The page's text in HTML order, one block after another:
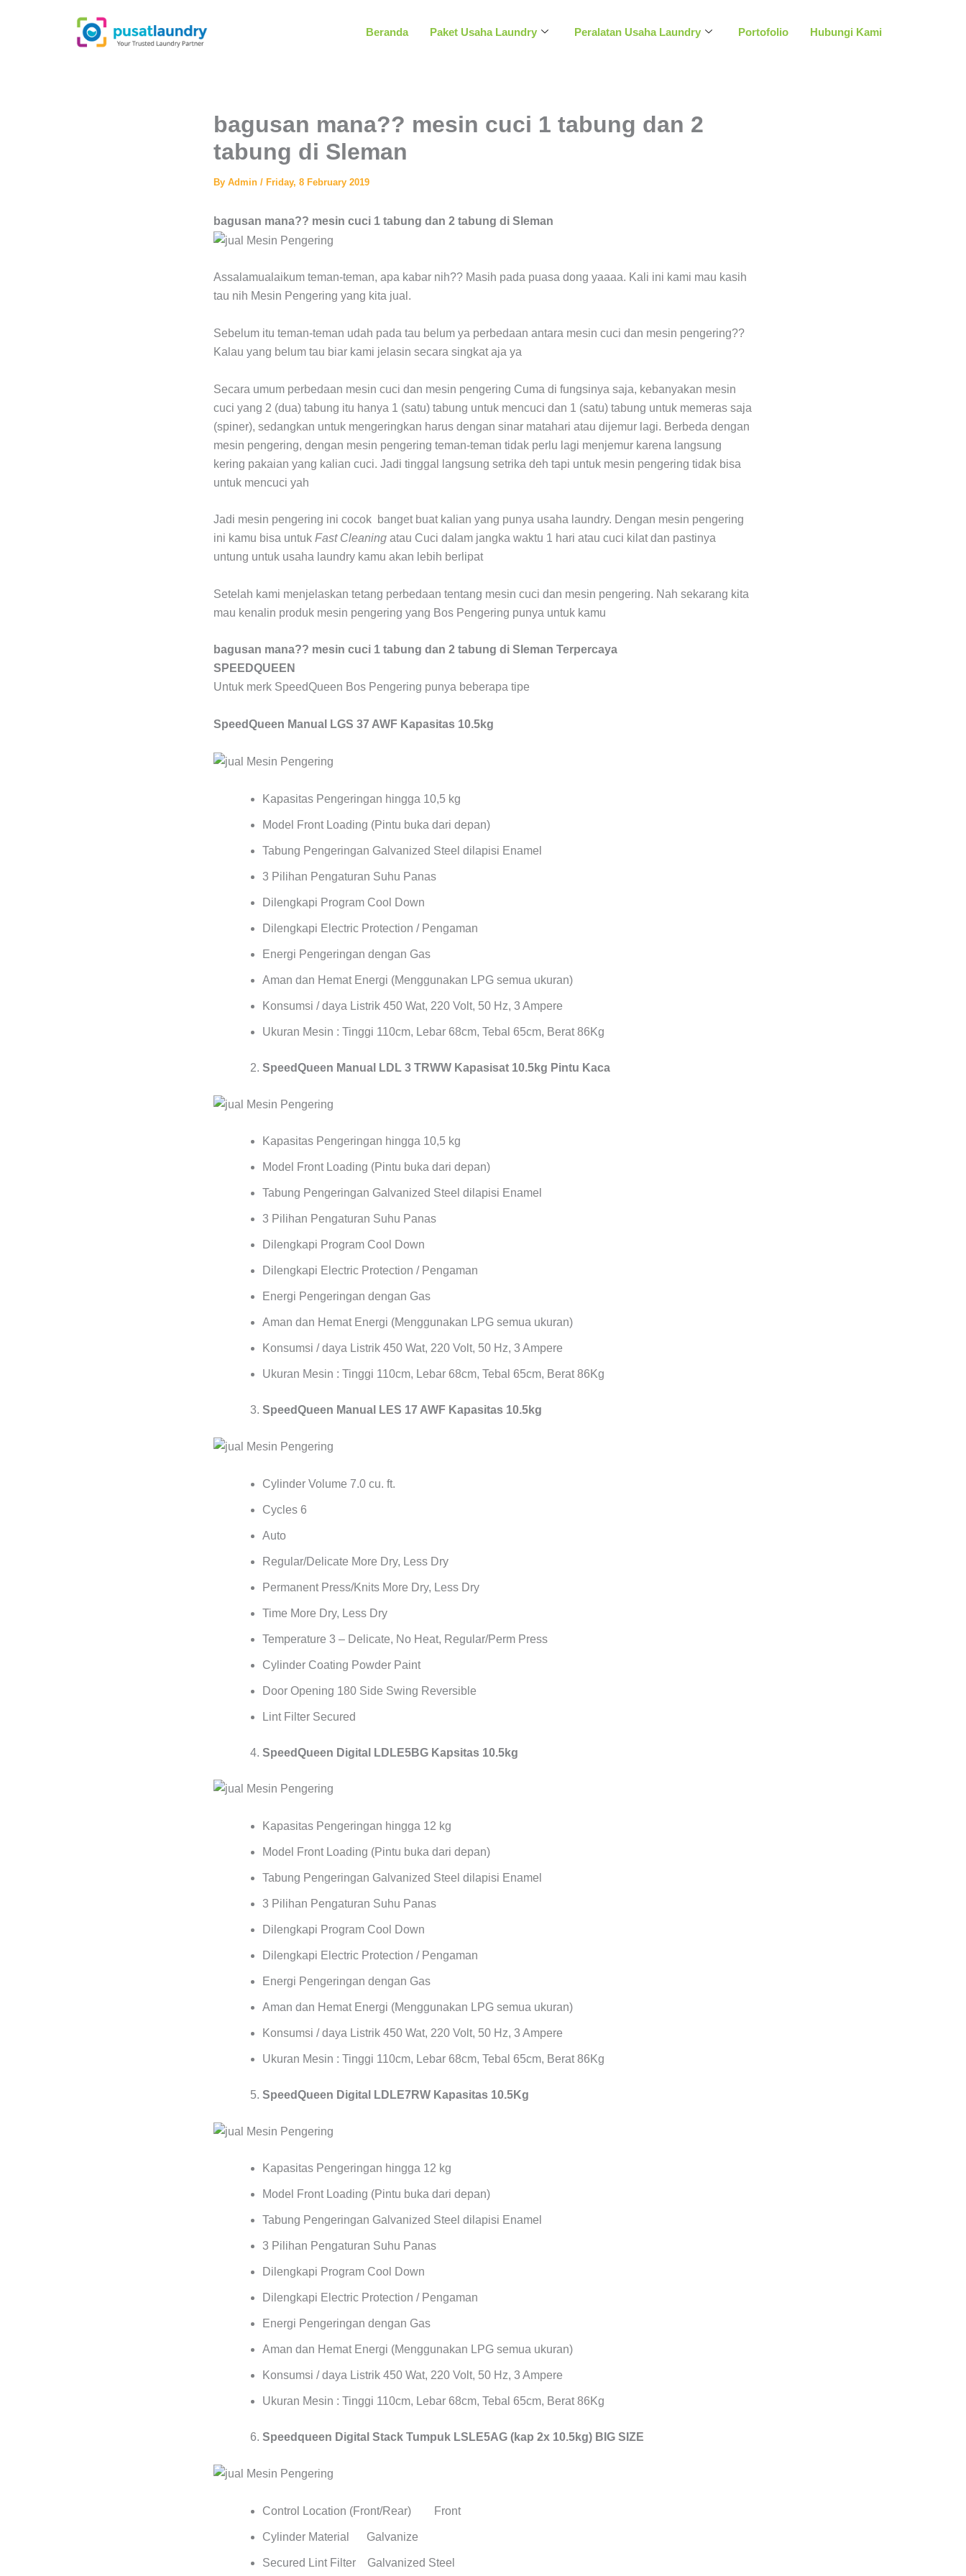
Beranda Paket Usaha Laundry Peralatan Usaha Laundry Portofolio Hubungi Kami
bagusan mana?? mesin cuci 1 tabung dan 2
tabung di Sleman
By Admin / Friday, 8 February 2019
bagusan mana?? mesin cuci 1 tabung dan 2 tabung di Sleman
Assalamualaikum teman-teman, apa kabar nih?? Masih pada puasa dong yaaaa. Kali ini kami mau kasih
tau nih Mesin Pengering yang kita jual.
Sebelum itu teman-teman udah pada tau belum ya perbedaan antara mesin cuci dan mesin pengering??
Kalau yang belum tau biar kami jelasin secara singkat aja ya
Secara umum perbedaan mesin cuci dan mesin pengering Cuma di fungsinya saja, kebanyakan mesin
cuci yang 2 (dua) tabung itu hanya 1 (satu) tabung untuk mencuci dan 1 (satu) tabung untuk memeras saja
(spiner), sedangkan untuk mengeringkan harus dengan sinar matahari atau dijemur lagi. Berbeda dengan
mesin pengering, dengan mesin pengering teman-teman tidak perlu lagi menjemur karena langsung
kering pakaian yang kalian cuci. Jadi tinggal langsung setrika deh tapi untuk mesin pengering tidak bisa
untuk mencuci yah
Jadi mesin pengering ini cocok banget buat kalian yang punya usaha laundry. Dengan mesin pengering
ini kamu bisa untuk Fast Cleaning atau Cuci dalam jangka waktu 1 hari atau cuci kilat dan pastinya
untung untuk usaha laundry kamu akan lebih berlipat
Setelah kami menjelaskan tetang perbedaan tentang mesin cuci dan mesin pengering. Nah sekarang kita
mau kenalin produk mesin pengering yang Bos Pengering punya untuk kamu
bagusan mana?? mesin cuci 1 tabung dan 2 tabung di Sleman Terpercaya
SPEEDQUEEN
Untuk merk SpeedQueen Bos Pengering punya beberapa tipe
SpeedQueen Manual LGS 37 AWF Kapasitas 10.5kg
Kapasitas Pengeringan hingga 10,5 kg
Model Front Loading (Pintu buka dari depan)
Tabung Pengeringan Galvanized Steel dilapisi Enamel
3 Pilihan Pengaturan Suhu Panas
Dilengkapi Program Cool Down
Dilengkapi Electric Protection / Pengaman
Energi Pengeringan dengan Gas
Aman dan Hemat Energi (Menggunakan LPG semua ukuran)
Konsumsi / daya Listrik 450 Wat, 220 Volt, 50 Hz, 3 Ampere
Ukuran Mesin : Tinggi 110cm, Lebar 68cm, Tebal 65cm, Berat 86Kg
SpeedQueen Manual LDL 3 TRWW Kapasisat 10.5kg Pintu Kaca
Kapasitas Pengeringan hingga 10,5 kg
Model Front Loading (Pintu buka dari depan)
Tabung Pengeringan Galvanized Steel dilapisi Enamel
3 Pilihan Pengaturan Suhu Panas
Dilengkapi Program Cool Down
Dilengkapi Electric Protection / Pengaman
Energi Pengeringan dengan Gas
Aman dan Hemat Energi (Menggunakan LPG semua ukuran)
Konsumsi / daya Listrik 450 Wat, 220 Volt, 50 Hz, 3 Ampere
Ukuran Mesin : Tinggi 110cm, Lebar 68cm, Tebal 65cm, Berat 86Kg
SpeedQueen Manual LES 17 AWF Kapasitas 10.5kg
Cylinder Volume 7.0 cu. ft.
Cycles 6
Auto
Regular/Delicate More Dry, Less Dry
Permanent Press/Knits More Dry, Less Dry
Time More Dry, Less Dry
Temperature 3 – Delicate, No Heat, Regular/Perm Press
Cylinder Coating Powder Paint
Door Opening 180 Side Swing Reversible
Lint Filter Secured
SpeedQueen Digital LDLE5BG Kapsitas 10.5kg
Kapasitas Pengeringan hingga 12 kg
Model Front Loading (Pintu buka dari depan)
Tabung Pengeringan Galvanized Steel dilapisi Enamel
3 Pilihan Pengaturan Suhu Panas
Dilengkapi Program Cool Down
Dilengkapi Electric Protection / Pengaman
Energi Pengeringan dengan Gas
Aman dan Hemat Energi (Menggunakan LPG semua ukuran)
Konsumsi / daya Listrik 450 Wat, 220 Volt, 50 Hz, 3 Ampere
Ukuran Mesin : Tinggi 110cm, Lebar 68cm, Tebal 65cm, Berat 86Kg
SpeedQueen Digital LDLE7RW Kapasitas 10.5Kg
Kapasitas Pengeringan hingga 12 kg
Model Front Loading (Pintu buka dari depan)
Tabung Pengeringan Galvanized Steel dilapisi Enamel
3 Pilihan Pengaturan Suhu Panas
Dilengkapi Program Cool Down
Dilengkapi Electric Protection / Pengaman
Energi Pengeringan dengan Gas
Aman dan Hemat Energi (Menggunakan LPG semua ukuran)
Konsumsi / daya Listrik 450 Wat, 220 Volt, 50 Hz, 3 Ampere
Ukuran Mesin : Tinggi 110cm, Lebar 68cm, Tebal 65cm, Berat 86Kg
Speedqueen Digital Stack Tumpuk LSLE5AG (kap 2x 10.5kg) BIG SIZE
Control Location (Front/Rear) Front
Cylinder Material Galvanize
Secured Lint Filter Galvanized Steel